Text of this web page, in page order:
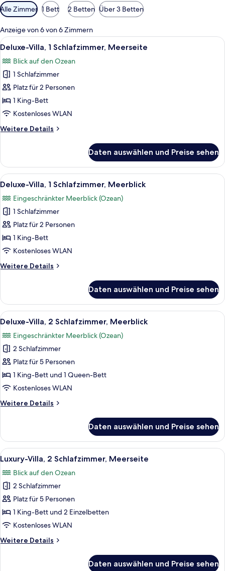
Verfügbare
Filter
für
Zimmer
Alle Zimmer 1 Bett 2 Betten Über 3 Betten
Anzeige von 6 von 6 Zimmern
Alle
Fotos
für
Deluxe-
Villa,
1
Schlafzimmer,
anzeigen
Ein Schlafzimmer mit einem großen
27
Deluxe-Villa, 1 Schlafzimmer, Meerseite
Blick auf den Ozean
1 Schlafzimmer
Platz für 2 Personen
1 King-Bett
Kostenloses WLAN
Weitere Details
Weitere
Villa,
Schlafzimmer,
Daten auswählen und Preise sehen
Alle
Fotos
für
Deluxe-
Villa,
1
Schlafzimmer,
anzeigen
Ein ordentlich eingerichtetes
24
Deluxe-Villa, 1 Schlafzimmer, Meerblick
Eingeschränkter Meerblick (Ozean)
1 Schlafzimmer
Platz für 2 Personen
1 King-Bett
Kostenloses WLAN
Weitere Details
Weitere
Villa,
Schlafzimmer,
Daten auswählen und Preise sehen
Alle
Fotos
für
Deluxe-
Villa,
2 Schlafzimmer,
Meerblick
Ein Zimmer mit zwei Einzelbetten,
50
Deluxe-Villa, 2 Schlafzimmer, Meerblick
Eingeschränkter Meerblick (Ozean)
2 Schlafzimmer
Platz für 5 Personen
1 King-Bett und 1 Queen-Bett
Kostenloses WLAN
Weitere Details
Weitere
Villa,
2 Schlafzimmer,
Meerblick
Daten auswählen und Preise sehen
Alle
Fotos
für
Luxury-
Villa,
2 Schlafzimmer,
Meerseite
Ein Schlafzimmer mit zwei
50
Luxury-Villa, 2 Schlafzimmer, Meerseite
Blick auf den Ozean
2 Schlafzimmer
Platz für 5 Personen
1 King-Bett und 2 Einzelbetten
Kostenloses WLAN
Weitere Details
Weitere
Daten auswählen und Preise sehen